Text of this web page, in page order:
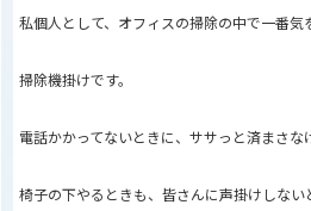
私個人として、オフィスの掃除の中で一番気
掃除機掛けです。
電話かかってないときに、ササっと済まさな
椅子の下やるときも、皆さんに声掛けしない